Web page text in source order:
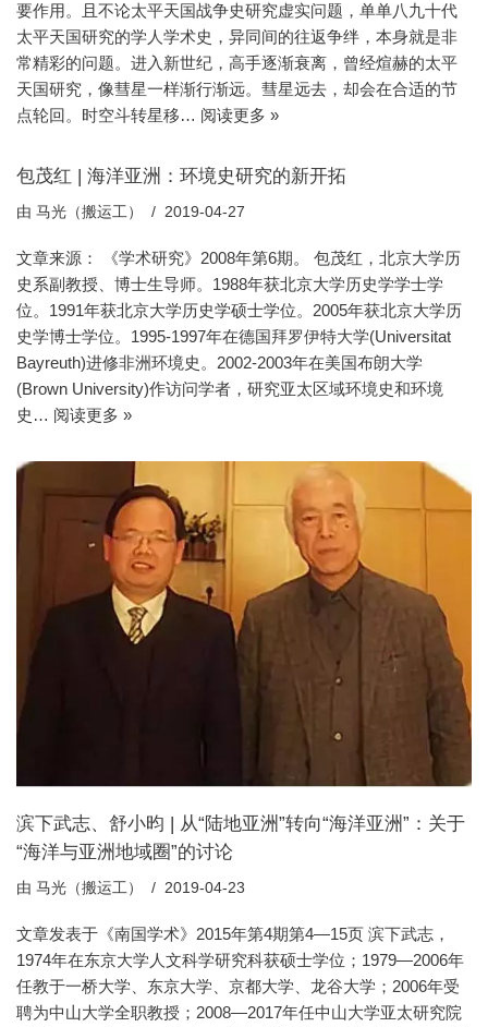
要作用。且不论太平天国战争史研究虚实问题，单单八九十代
太平天国研究的学人学术史，异同间的往返争绊，本身就是非
常精彩的问题。进入新世纪，高手逐渐衰离，曾经煊赫的太平
天国研究，像彗星一样渐行渐远。彗星远去，却会在合适的节
点轮回。时空斗转星移… 阅读更多 »
包茂红 | 海洋亚洲：环境史研究的新开拓
由 马光（搬运工） 2019-04-27
文章来源： 《学术研究》2008年第6期。 包茂红，北京大学历
史系副教授、博士生导师。1988年获北京大学历史学学士学
位。1991年获北京大学历史学硕士学位。2005年获北京大学历
史学博士学位。1995-1997年在德国拜罗伊特大学(Universitat
Bayreuth)进修非洲环境史。2002-2003年在美国布朗大学
(Brown University)作访问学者，研究亚太区域环境史和环境
史… 阅读更多 »
滨下武志、舒小昀 | 从“陆地亚洲”转向“海洋亚洲”：关于
“海洋与亚洲地域圈”的讨论
由 马光（搬运工） 2019-04-23
文章发表于《南国学术》2015年第4期第4—15页 滨下武志，
1974年在东京大学人文科学研究科获硕士学位；1979—2006年
任教于一桥大学、东京大学、京都大学、龙谷大学；2006年受
聘为中山大学全职教授；2008—2017年任中山大学亚太研究院